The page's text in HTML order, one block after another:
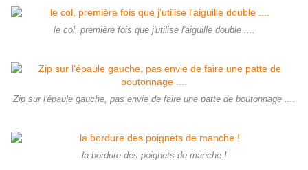
le col, première fois que j'utilise l'aiguille double ....
Zip sur l'épaule gauche, pas envie de faire une patte de boutonnage ....
la bordure des poignets de manche !